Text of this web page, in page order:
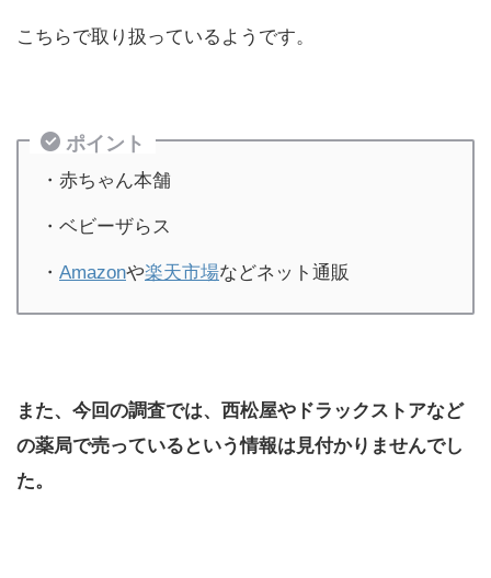
こちらで取り扱っているようです。
ポイント
・赤ちゃん本舗
・ベビーザらス
・ Amazonや楽天市場などネット通販
また、今回の調査では、西松屋やドラックストアなど
の薬局で売っているという情報は見付かりませんでし
た。